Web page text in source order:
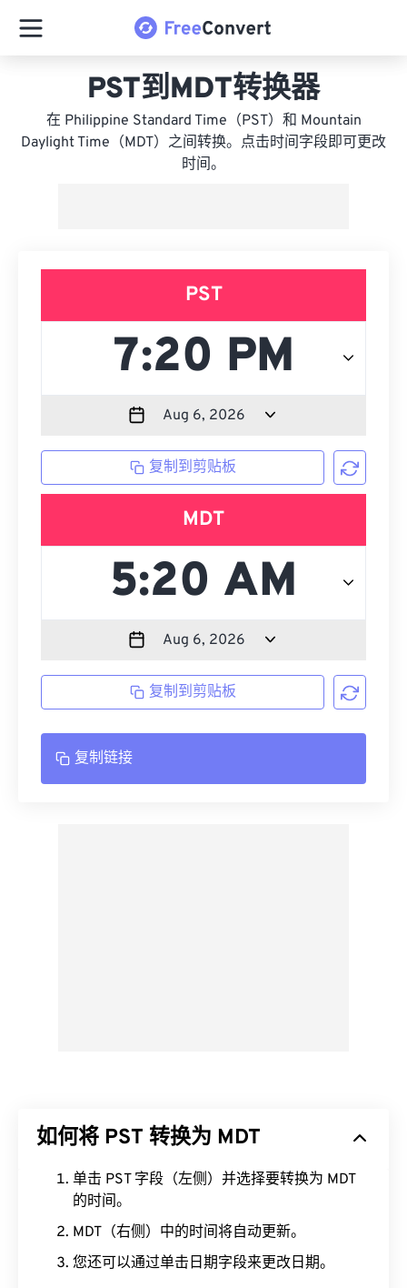
PST到MDT转换器
在 Philippine Standard Time（PST）和 Mountain
Daylight Time（MDT）之间转换。点击时间字段即可更改
时间。
PST
复制到剪贴板
MDT
复制到剪贴板
复制链接
如何将 PST 转换为 MDT
单击 PST 字段（左侧）并选择要转换为 MDT
的时间。
MDT（右侧）中的时间将自动更新。
您还可以通过单击日期字段来更改日期。